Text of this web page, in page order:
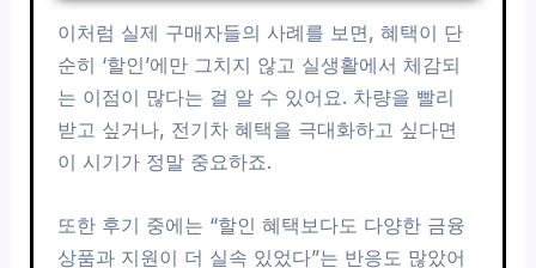
이처럼 실제 구매자들의 사례를 보면, 혜택이 단
순히 ‘할인’에만 그치지 않고 실생활에서 체감되
는 이점이 많다는 걸 알 수 있어요. 차량을 빨리
받고 싶거나, 전기차 혜택을 극대화하고 싶다면
이 시기가 정말 중요하죠.
또한 후기 중에는 “할인 혜택보다도 다양한 금융
상품과 지원이 더 실속 있었다”는 반응도 많았어